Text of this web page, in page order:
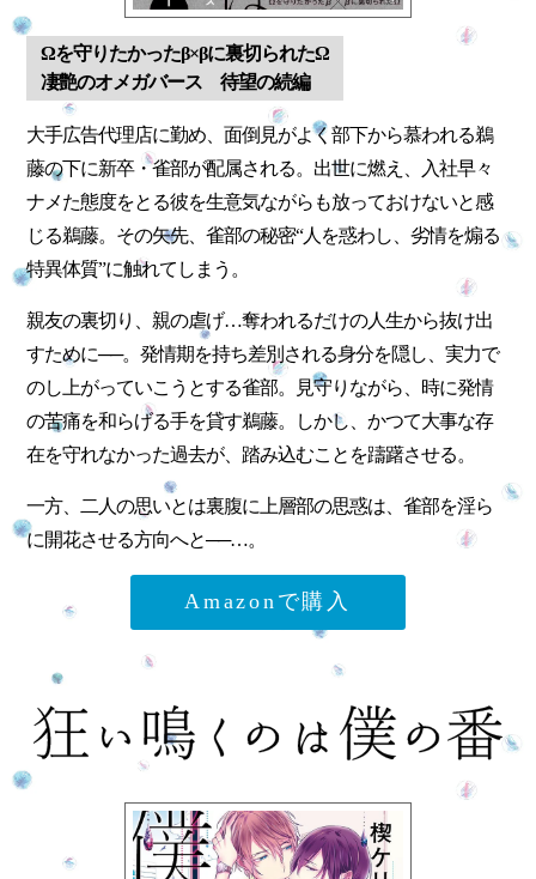
Ωを守りたかったβ×βに裏切られたΩ
凄艶のオメガバース 待望の続編
大手広告代理店に勤め、面倒見がよく部下から慕われる鵜
藤の下に新卒・雀部が配属される。出世に燃え、入社早々
ナメた態度をとる彼を生意気ながらも放っておけないと感
じる鵜藤。その矢先、雀部の秘密“人を惑わし、劣情を煽る
特異体質”に触れてしまう。
親友の裏切り、親の虐げ…奪われるだけの人生から抜け出
すために──。発情期を持ち差別される身分を隠し、実力で
のし上がっていこうとする雀部。見守りながら、時に発情
の苦痛を和らげる手を貸す鵜藤。しかし、かつて大事な存
在を守れなかった過去が、踏み込むことを躊躇させる。
一方、二人の思いとは裏腹に上層部の思惑は、雀部を淫ら
に開花させる方向へと──…。
Amazonで購入